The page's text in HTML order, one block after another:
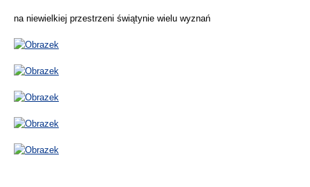
na niewielkiej przestrzeni świątynie wielu wyznań